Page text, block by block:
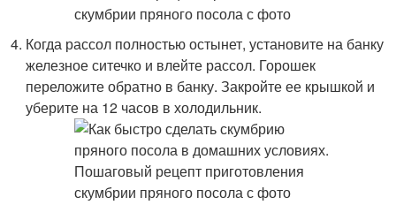
Когда рассол полностью остынет, установите на банку
железное ситечко и влейте рассол. Горошек
переложите обратно в банку. Закройте ее крышкой и
уберите на 12 часов в холодильник.